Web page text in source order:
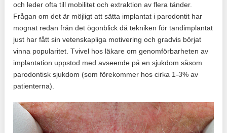
och leder ofta till mobilitet och extraktion av flera tänder.
Frågan om det är möjligt att sätta implantat i parodontit har
mognat redan från det ögonblick då tekniken för tandimplantat
just har fått sin vetenskapliga motivering och gradvis börjat
vinna popularitet. Tvivel hos läkare om genomförbarheten av
implantation uppstod med avseende på en sjukdom såsom
parodontisk sjukdom (som förekommer hos cirka 1-3% av
patienterna).